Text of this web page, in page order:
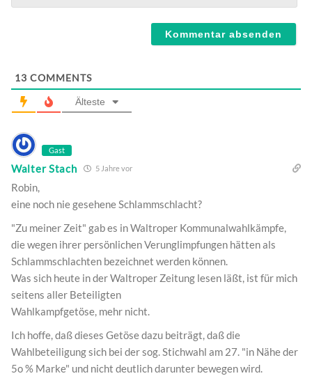
13 COMMENTS
Älteste
Gast
Walter Stach 5 Jahre vor
Robin,
eine noch nie gesehene Schlammschlacht?
"Zu meiner Zeit" gab es in Waltroper Kommunalwahlkämpfe,
die wegen ihrer persönlichen Verunglimpfungen hätten als
Schlammschlachten bezeichnet werden können.
Was sich heute in der Waltroper Zeitung lesen läßt, ist für mich
seitens aller Beteiligten
Wahlkampfgetöse, mehr nicht.
Ich hoffe, daß dieses Getöse dazu beiträgt, daß die
Wahlbeteiligung sich bei der sog. Stichwahl am 27. "in Nähe der
5o % Marke" und nicht deutlich darunter bewegen wird.